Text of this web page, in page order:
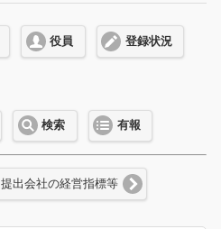
役員 登録状況
検索 有報
提出会社の経営指標等